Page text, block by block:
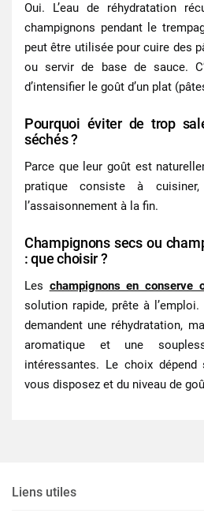
Oui. L’eau de réhydratation
champignons pendant le
peut être utilisée pour cuire des
ou servir de base de sauce.
d’intensifier le goût d’un plat
Pourquoi éviter de trop
séchés ?
Parce que leur goût est
pratique consiste à
l’assaisonnement à la fin.
Champignons secs ou
: que choisir ?
Les champignons en conserve
solution rapide, prête à
demandent une réhydratation,
aromatique et une
intéressantes. Le choix
vous disposez et du niveau de
Liens utiles